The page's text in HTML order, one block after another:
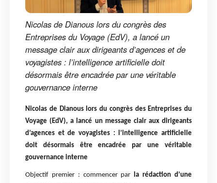
Nicolas de Dianous lors du congrès des
Entreprises du Voyage (EdV), a lancé un
message clair aux dirigeants d’agences et de
voyagistes : l’intelligence artificielle doit
désormais être encadrée par une véritable
gouvernance interne
Nicolas de Dianous lors du congrès des Entreprises du
Voyage (EdV), a lancé un message clair aux dirigeants
d’agences et de voyagistes : l’intelligence artificielle
doit désormais être encadrée par une véritable
gouvernance interne
Objectif premier : commencer par la rédaction d’une